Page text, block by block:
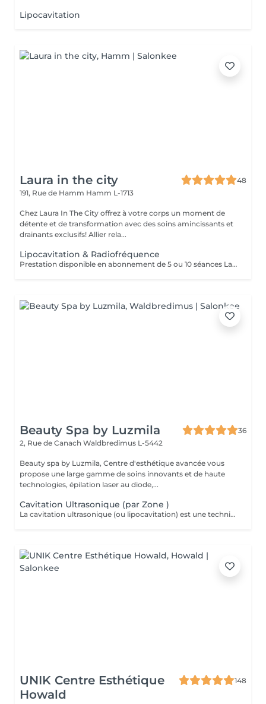
Lipocavitation
Laura in the city
48
191, Rue de Hamm Hamm L-1713
Chez Laura In The City offrez à votre corps un moment de
détente et de transformation avec des soins amincissants et
drainants exclusifs! Allier rela...
Lipocavitation & Radiofréquence
Prestation disponible en abonnement de 5 ou 10 séances La lipocavitation utilise des ultrasons pour détruire les cellules graisseuses localisées, tandis que la radiofréquence utilise la chaleur pour raffermir la peau et stimuler la production de collagène. Ces deux techniques non invasives peuvent être combinées pour remodeler le corps, réduire la cellulite et améliorer l'élasticité de la peau. Lipocavitation: Fonctionnement : Des ondes sonores (ultrasons) créent des bulles dans les cellules adipeuses, qui finissent par imploser et détruire les cellules graisseuses. Cible : Les amas de graisse résistants et la cellulite, notamment sur les hanches, le ventre, les cuisses, les fesses et les poignées d'amour. Effet : Réduction des graisses localisées, mais la peau du corps peut aussi raffermir. Radiofréquence: Fonctionnement : Émission de micro-impulsions électriques qui réchauffent les couches profondes de la peau et des tissus. Cible : Relâchement cutané, cellulite, rides, et manque de fermeté. Effet : Contraction des fibres de collagène existantes et stimulation d'une nouvelle production de collagène, ce qui raffermit et améliore la qualité de la peau. Association des deux techniques: Avantages : En combinant les deux méthodes, on peut à la fois réduire les amas graisseux et améliorer la tonicité et l'aspect général de la peau. Méthodologie : Souvent utilisées lors des mêmes séances pour maximiser les résultats, avec une phase de lipocavitation pour traiter la graisse et une phase de radiofréquence pour le raffermissement. Indications : Idéal pour les personnes souhaitant une silhouette plus affinée avec une peau plus ferme et élastique. 1 zone = bas du corps ou haut du corps
Beauty Spa by Luzmila
36
2, Rue de Canach Waldbredimus L-5442
Beauty spa by Luzmila, Centre d'esthétique avancée vous
propose une large gamme de soins innovants et de haute
technologies, épilation laser au diode,...
Cavitation Ultrasonique (par Zone )
La cavitation ultrasonique (ou lipocavitation) est une technique minceur non invasive qui utilise des ultrasons à basse fréquence pour détruire les cellules graisseuses. Elle offre une alternative à la chirurgie (comme la liposuccion). Elle se fait sans aiguille, sans incision et sans nécessiter d'anesthésie. Idéale pour déloger les graisses tenaces et la cellulite dans des zones spécifiques difficiles à perdre par le sport ou le régime (ventre, cuisses, hanches, bras).
UNIK Centre Esthétique
Howald
148